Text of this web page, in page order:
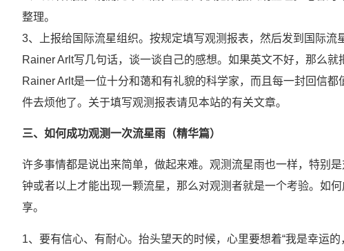
整理。
3、上报给国际流星组织。按规定填写观测报表，然后发到国际
Rainer Arlt写几句话，谈一谈自己的感想。如果英文不好，那么
Rainer Arlt是一位十分和蔼和有礼貌的科学家，而且每一封回信
件去烦他了。关于填写观测报表请见本站的有关文章。
三、如何成功观测一次流星雨（精华篇）
许多事情都是说出来简单，做起来难。观测流星雨也一样，特别
钟或者以上才能出现一颗流星，那么对观测者就是一个考验。如
享。
1、要有信心、有耐心。抬头望天的时候，心里要想着“我是幸运